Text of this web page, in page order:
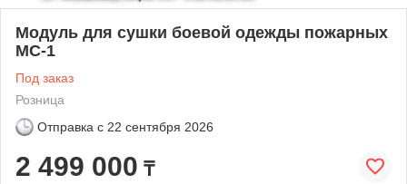
Модуль для сушки боевой одежды пожарных
МС-1
Под заказ
Розница
Отправка с 22 сентября 2026
2 499 000 ₸